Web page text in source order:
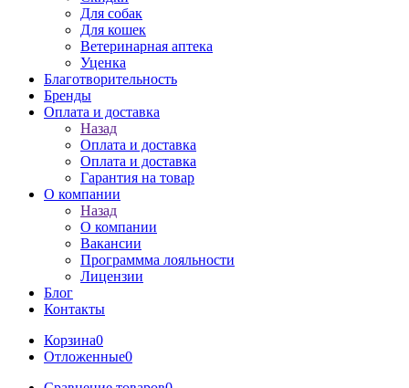
Для собак
Для кошек
Ветеринарная аптека
Уценка
Благотворительность
Бренды
Оплата и доставка
Назад
Оплата и доставка
Оплата и доставка
Гарантия на товар
О компании
Назад
О компании
Вакансии
Программма лояльности
Лицензии
Блог
Контакты
Корзина0
Отложенные0